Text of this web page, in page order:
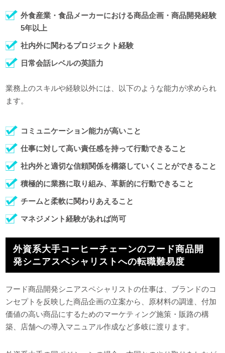
外食産業・食品メーカーにおける商品企画・商品開発経験
5年以上
社内外に関わるプロジェクト経験
日常会話レベルの英語力
業務上のスキルや経験以外には、以下のような能力が求められ
ます。
コミュニケーション能力が高いこと
仕事に対して高い責任感を持って行動できること
社内外と適切な信頼関係を構築していくことができること
積極的に業務に取り組み、革新的に行動できること
チームと柔軟に関わりあえること
マネジメント経験があれば尚可
外資系大手コーヒーチェーンのフード商品開
発シニアスペシャリストへの転職難易度
フード商品開発シニアスペシャリストの仕事は、ブランドのコ
ンセプトを反映した商品企画の立案から、原材料の調達、付加
価値の高い商品にするためのマーケティング施策・販路の構
築、店舗への導入マニュアル作成など多岐に渡ります。